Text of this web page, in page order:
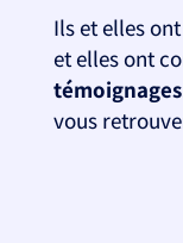
Ils et elles
et elles ont
témoignages
vous